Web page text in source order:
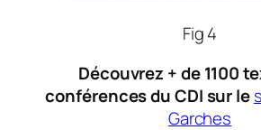
Fig 4
Découvrez + de 1100
conférences du CDI sur le
Garches